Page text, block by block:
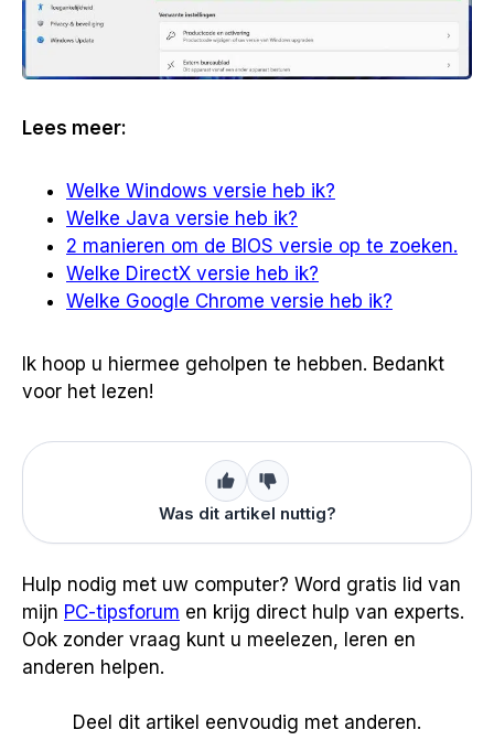
Lees meer:
Welke Windows versie heb ik?
Welke Java versie heb ik?
2 manieren om de BIOS versie op te zoeken.
Welke DirectX versie heb ik?
Welke Google Chrome versie heb ik?
Ik hoop u hiermee geholpen te hebben. Bedankt
voor het lezen!
Was dit artikel nuttig?
Hulp nodig met uw computer? Word gratis lid van
mijn PC-tipsforum en krijg direct hulp van experts.
Ook zonder vraag kunt u meelezen, leren en
anderen helpen.
Deel dit artikel eenvoudig met anderen.